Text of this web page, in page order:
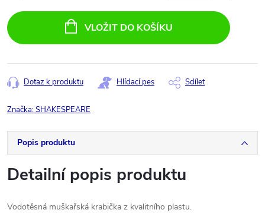
cena:
VLOŽIT DO KOŠÍKU
Dotaz k produktu Hlídací pes Sdílet
Značka:SHAKESPEARE
Popis produktu
Detailní popis produktu
Vodotěsná muškařská krabička z kvalitního plastu.